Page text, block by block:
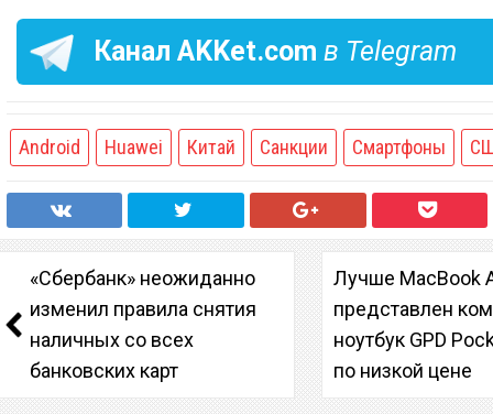
Канал AKKet.com в Telegram
Android Huawei Китай Санкции Смартфоны
«Сбербанк» неожиданно
изменил правила снятия
наличных со всех
банковских карт
Лучше MacBook
представлен
ноутбук GPD
по низкой цене